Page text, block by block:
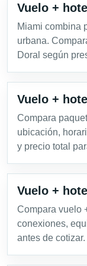
Vuelo +
Miami combina
urbana.
Doral según
Vuelo +
Compara
ubicación,
y precio total
Vuelo +
Compara vuelo
conexiones,
antes de cotizar.